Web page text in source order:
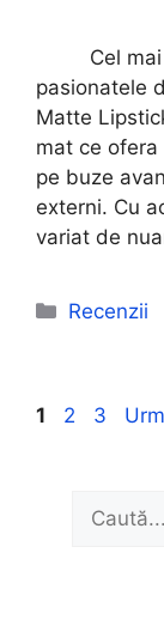
Cel mai
pasionatele
Matte
mat ce
pe buze
externi. Cu
variat de
Categorii
Recenzii
Pagina
1 Pagina
2 Pagina
3
Caută